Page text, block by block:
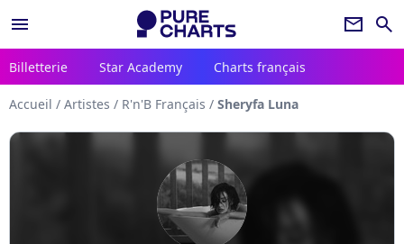
menu newsletter search
Billetterie Star Academy Charts français
Accueil / Artistes / R'n'B Français / Sheryfa Luna